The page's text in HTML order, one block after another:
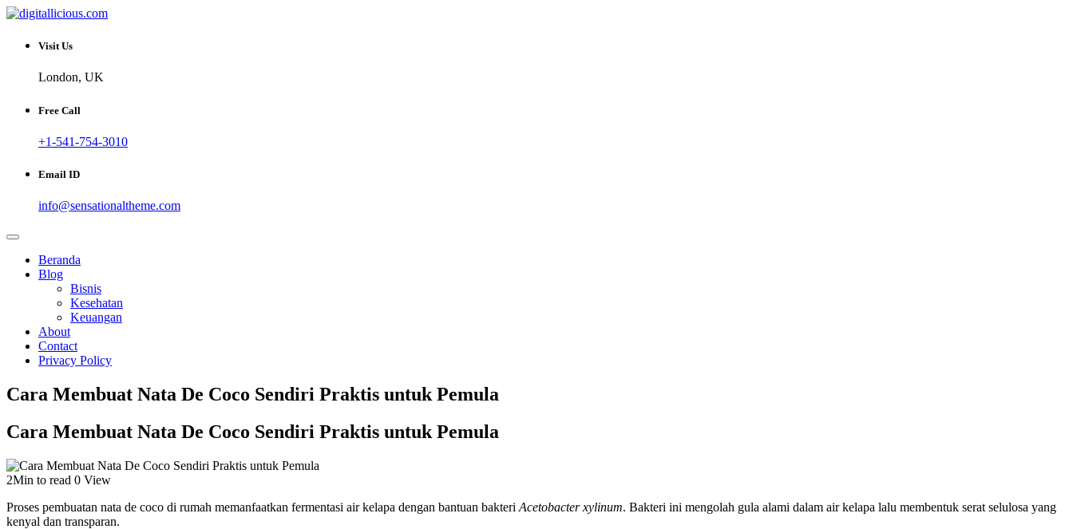
Skip
content
digitallicious.com
Sharing Digital Information
Visit Us
London, UK
Free Call
+1-541-754-3010
Email ID
info@sensationaltheme.com
Beranda
Blog
Bisnis
Kesehatan
Keuangan
About
Contact
Privacy Policy
Cara Membuat Nata De Coco Sendiri Praktis untuk Pemula
Cara Membuat Nata De Coco Sendiri Praktis untuk Pemula
2Min to read 0 View
Proses pembuatan nata de coco di rumah memanfaatkan fermentasi air kelapa dengan bantuan bakteri Acetobacter xylinum. Bakteri ini mengolah gula alami dalam air kelapa lalu membentuk serat selulosa yang
kenyal dan transparan.